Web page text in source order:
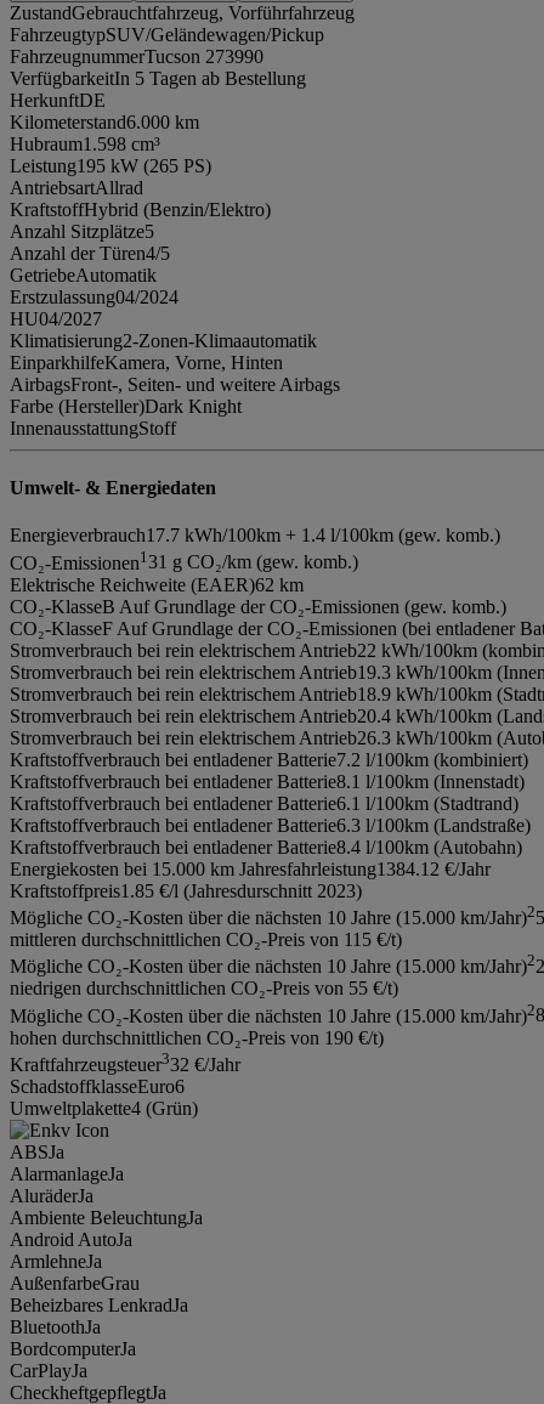
ZustandGebrauchtfahrzeug, Vorführfahrzeug
FahrzeugtypSUV/Geländewagen/Pickup
FahrzeugnummerTucson 273990
VerfügbarkeitIn 5 Tagen ab Bestellung
HerkunftDE
Kilometerstand6.000 km
Hubraum1.598 cm³
Leistung195 kW (265 PS)
AntriebsartAllrad
KraftstoffHybrid (Benzin/Elektro)
Anzahl Sitzplätze5
Anzahl der Türen4/5
GetriebeAutomatik
Erstzulassung04/2024
HU04/2027
Klimatisierung2-Zonen-Klimaautomatik
EinparkhilfeKamera, Vorne, Hinten
AirbagsFront-, Seiten- und weitere Airbags
Farbe (Hersteller)Dark Knight
InnenausstattungStoff
Umwelt- & Energiedaten
Energieverbrauch17.7 kWh/100km + 1.4 l/100km (gew. komb.)
CO₂-Emissionen1 31 g CO₂/km (gew. komb.)
Elektrische Reichweite (EAER)62 km
CO₂-KlasseB Auf Grundlage der CO₂-Emissionen (gew. komb.)
CO₂-KlasseF Auf Grundlage der CO₂-Emissionen (bei entladener
Stromverbrauch bei rein elektrischem Antrieb22 kWh/100km
Stromverbrauch bei rein elektrischem Antrieb19.3 kWh/100km
Stromverbrauch bei rein elektrischem Antrieb18.9 kWh/100km
Stromverbrauch bei rein elektrischem Antrieb20.4 kWh/100km
Stromverbrauch bei rein elektrischem Antrieb26.3 kWh/100km
Kraftstoffverbrauch bei entladener Batterie7.2 l/100km (kombiniert)
Kraftstoffverbrauch bei entladener Batterie8.1 l/100km (Innenstadt)
Kraftstoffverbrauch bei entladener Batterie6.1 l/100km (Stadtrand)
Kraftstoffverbrauch bei entladener Batterie6.3 l/100km (Landstraße)
Kraftstoffverbrauch bei entladener Batterie8.4 l/100km (Autobahn)
Energiekosten bei 15.000 km Jahresfahrleistung1384.12 €/Jahr
Kraftstoffpreis1.85 €/l (Jahresdurschnitt 2023)
Mögliche CO₂-Kosten über die nächsten 10 Jahre (15.000 km/Jahr)2
mittleren durchschnittlichen CO₂-Preis von 115 €/t)
Mögliche CO₂-Kosten über die nächsten 10 Jahre (15.000 km/Jahr)2
niedrigen durchschnittlichen CO₂-Preis von 55 €/t)
Mögliche CO₂-Kosten über die nächsten 10 Jahre (15.000 km/Jahr)2
hohen durchschnittlichen CO₂-Preis von 190 €/t)
Kraftfahrzeugsteuer332 €/Jahr
SchadstoffklasseEuro6
Umweltplakette4 (Grün)
ABSJa
AlarmanlageJa
AluräderJa
Ambiente BeleuchtungJa
Android AutoJa
ArmlehneJa
AußenfarbeGrau
Beheizbares LenkradJa
BluetoothJa
BordcomputerJa
CarPlayJa
CheckheftgepflegtJa